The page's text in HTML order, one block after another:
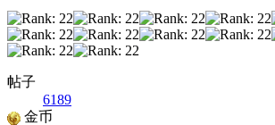
帖子
6189
金币